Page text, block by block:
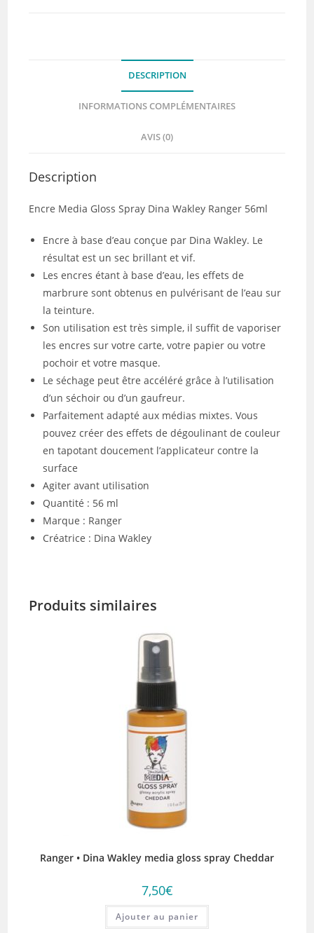
DESCRIPTION
INFORMATIONS COMPLÉMENTAIRES
AVIS (0)
Description
Encre Media Gloss Spray Dina Wakley Ranger 56ml
Encre à base d’eau conçue par Dina Wakley. Le
résultat est un sec brillant et vif.
Les encres étant à base d’eau, les effets de
marbrure sont obtenus en pulvérisant de l’eau sur
la teinture.
Son utilisation est très simple, il suffit de vaporiser
les encres sur votre carte, votre papier ou votre
pochoir et votre masque.
Le séchage peut être accéléré grâce à l’utilisation
d’un séchoir ou d’un gaufreur.
Parfaitement adapté aux médias mixtes. Vous
pouvez créer des effets de dégoulinant de couleur
en tapotant doucement l’applicateur contre la
surface
Agiter avant utilisation
Quantité : 56 ml
Marque : Ranger
Créatrice : Dina Wakley
Produits similaires
Ranger • Dina Wakley media gloss spray Cheddar
7,50€
Ajouter au panier